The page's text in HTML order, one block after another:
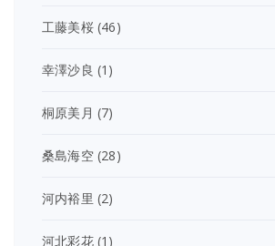
工藤美桜(46)
幸澤沙良 (1)
桐原美月 (7)
桑島海空(28)
河内裕里 (2)
河北彩花(1)